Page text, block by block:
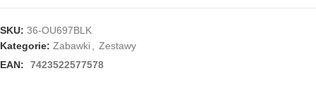
SKU: 36-OU697BLK
Kategorie: Zabawki
Zestawy
EAN:
7423522577578